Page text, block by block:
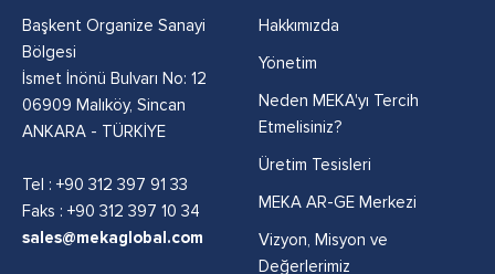
Başkent Organize Sanayi
Bölgesi
İsmet İnönü Bulvarı No: 12
06909 Malıköy, Sincan
ANKARA - TÜRKİYE
Tel : +90 312 397 91 33
Faks : +90 312 397 10 34
sales@mekaglobal.com
Hakkımızda
Yönetim
Neden MEKA'yı Tercih
Etmelisiniz?
Üretim Tesisleri
MEKA AR-GE Merkezi
Vizyon, Misyon ve
Değerlerimiz